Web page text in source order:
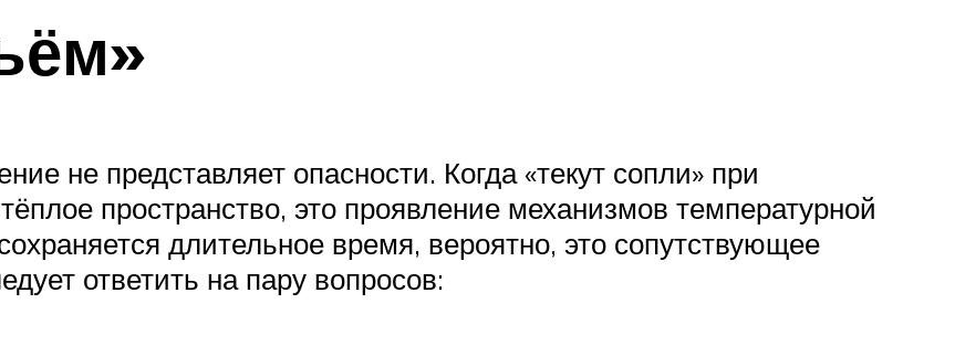
не представляет опасности. Когда «текут сопли» при
пространство, это проявление механизмов температурной
длительное время, вероятно, это сопутствующее
ответить на пару вопросов: